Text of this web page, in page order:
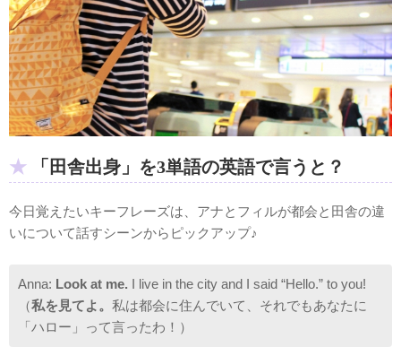
「田舎出身」を3単語の英語で言うと？
今日覚えたいキーフレーズは、アナとフィルが都会と田舎の違
いについて話すシーンからピックアップ♪
Anna: Look at me. I live in the city and I said “Hello.” to you!
（私を見てよ。 私は都会に住んでいて、それでもあなたに
「ハロー」って言ったわ！）